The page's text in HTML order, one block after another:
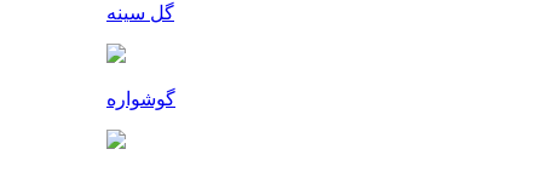
گل سینه
گوشواره